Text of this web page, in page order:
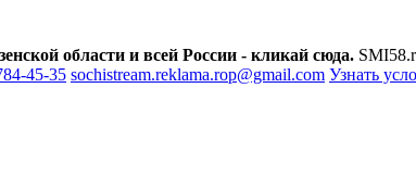
области и всей России - кликай сюда.
45-35 sochistream.reklama.rop@gmail.com Узнать